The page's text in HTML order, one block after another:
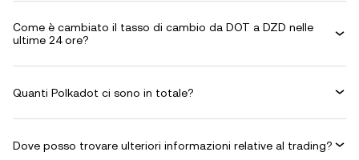
Come è cambiato il tasso di cambio da DOT a DZD nelle
ultime 24 ore?
Quanti Polkadot ci sono in totale?
Dove posso trovare ulteriori informazioni relative al trading?